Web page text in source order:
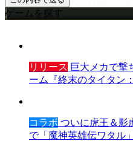
ゲームを探す
リリース 巨大メカで撃
ーム『終末のタイタン
コラボ ついに虎王＆影
で「魔神英雄伝ワタル